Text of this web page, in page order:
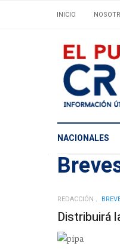
INICIO
NACIONALES
REDACCIÓN
Distribuirá